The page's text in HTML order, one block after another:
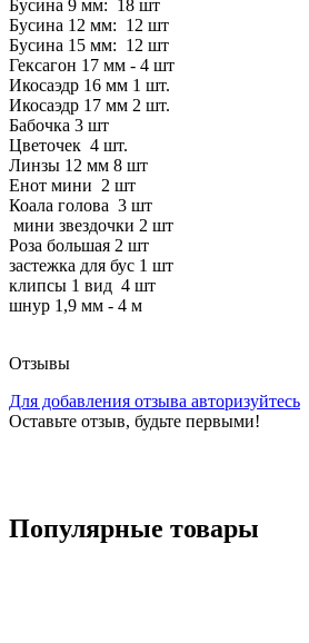
Бусина 9 мм: 18 шт
Бусина 12 мм: 12 шт
Бусина 15 мм: 12 шт
Гексагон 17 мм - 4 шт
Икосаэдр 16 мм 1 шт.
Икосаэдр 17 мм 2 шт.
Бабочка 3 шт
Цветочек 4 шт.
Линзы 12 мм 8 шт
Енот мини 2 шт
Коала голова 3 шт
мини звездочки 2 шт
Роза большая 2 шт
застежка для бус 1 шт
клипсы 1 вид 4 шт
шнур 1,9 мм - 4 м
Отзывы
Для добавления отзыва авторизуйтесь
Оставьте отзыв, будьте первыми!
Популярные товары